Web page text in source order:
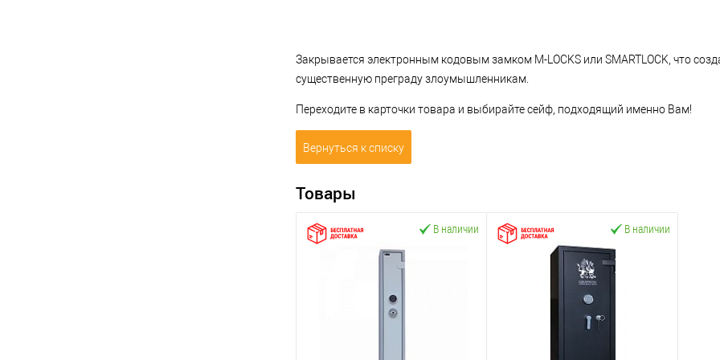
Закрывается электронным кодовым замком M-LOCKS или SMARTLOCK, что
существенную преграду злоумышленникам.
Переходите в карточки товара и выбирайте сейф, подходящий именно Вам!
Вернуться к списку
Товары
В наличии В наличии